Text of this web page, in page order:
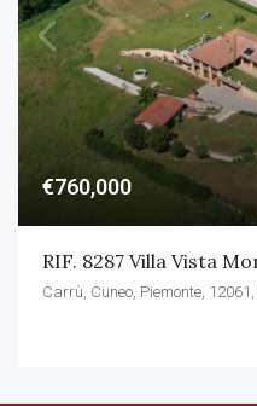
€760,000
RIF. 8287 Villa Vista
Carrù, Cuneo, Piemonte,